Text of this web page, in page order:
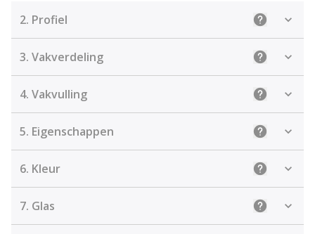
2. Profiel Uitleg:
3. Vakverdeling Uitleg:
4. Vakvulling Uitleg: De
5. Eigenschappen Uitleg:
6. Kleur Uitleg:
7. Glas Uitleg: